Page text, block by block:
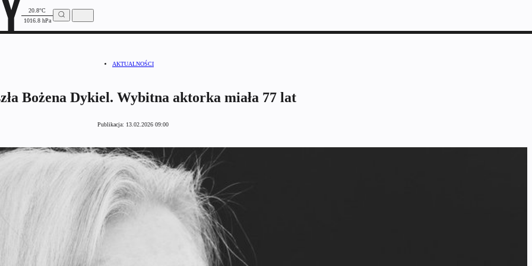
20.8°C
1016.8 hPa
AKTUALNOŚCI
Bożena Dykiel. Wybitna aktorka miała 77 lat
Publikacja: 13.02.2026 09:00